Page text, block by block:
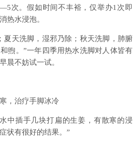
次。假如时间不丰裕，仅举办1次即
热水浸泡。­
夏天洗脚，湿邪乃除；秋天洗脚，肺腑
煦。”一年四季用热水洗脚对人体皆有
晨不妨试一试。­
，治疗手脚冰冷­
中插手几块打扁的生姜，有散寒的浸
状有很好的结果。”­